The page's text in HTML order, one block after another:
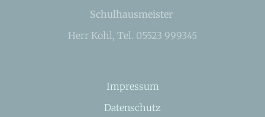
Schulhausmeister
Herr Kohl, Tel. 05523 999345
Impressum
Datenschutz